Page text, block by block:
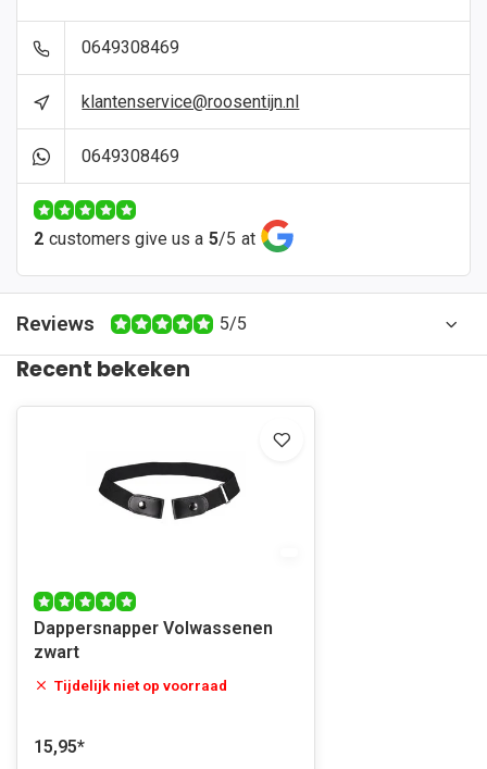
0649308469
klantenservice@roosentijn.nl
0649308469
2 customers give us a 5/5 at
Reviews 5/5
Recent bekeken
Dappersnapper Volwassenen
zwart
Tijdelijk niet op voorraad
15,95*